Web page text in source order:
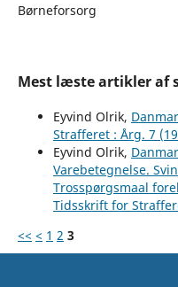
Børneforsorg
Mest læste artikler af
Eyvind Olrik,
Strafferet : Årg. 7
Eyvind Olrik,
Varebetegnelse.
Trosspørgsmaal
Tidsskrift for
<< < 1 2 3